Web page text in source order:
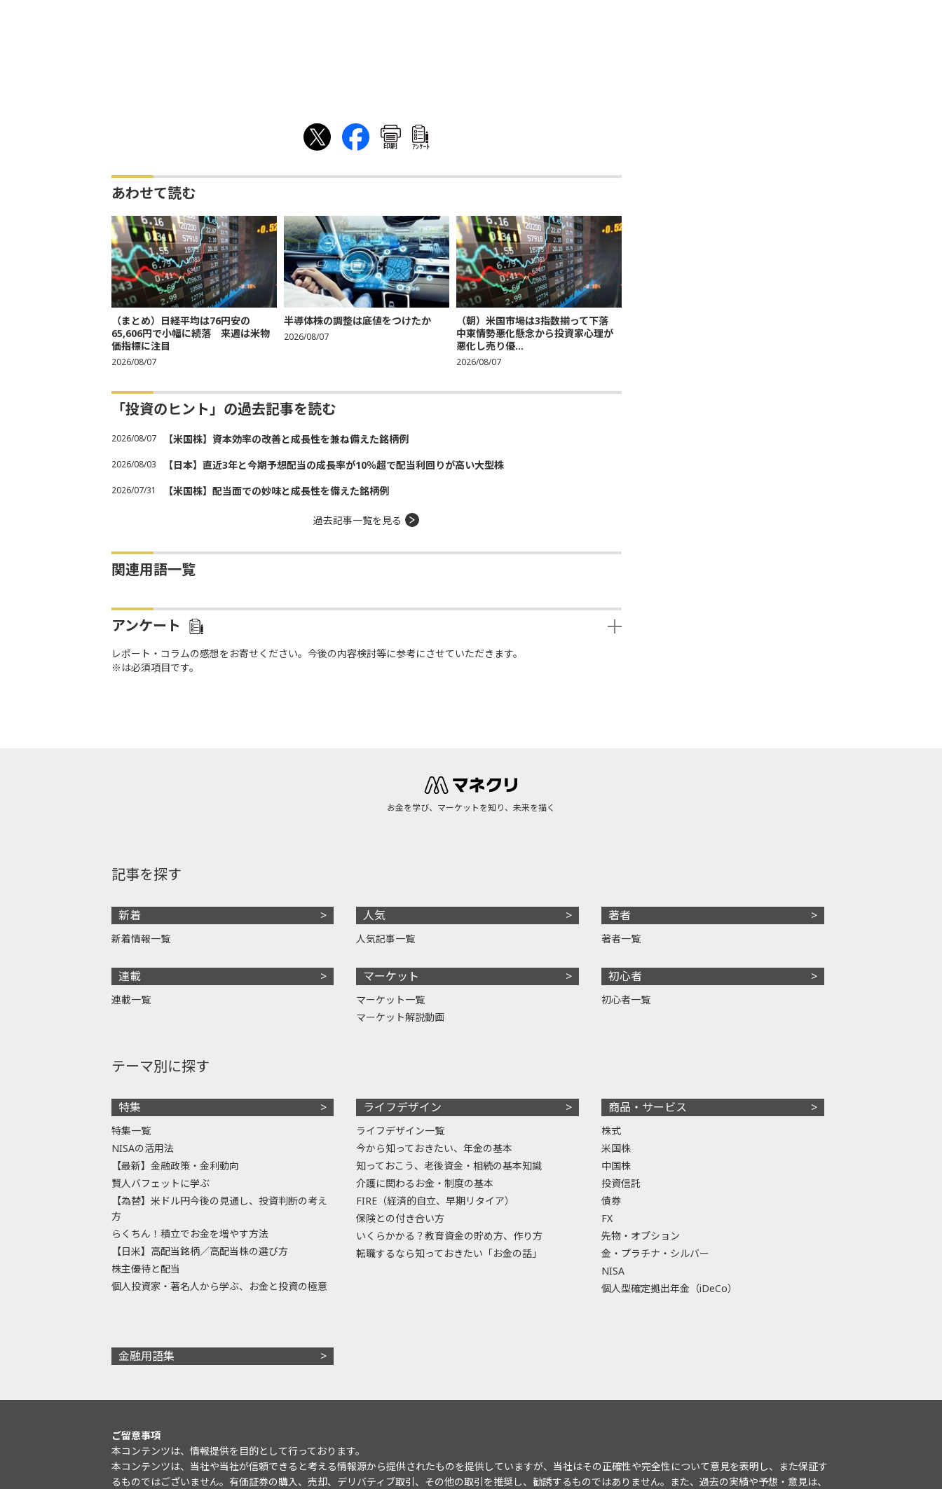
印刷 ｱﾝｹｰﾄ
あわせて読む
（まとめ）日経平均は76円安の
65,606円で小幅に続落 来週は米物
価指標に注目
2026/08/07
半導体株の調整は底値をつけたか
2026/08/07
（朝）米国市場は3指数揃って下落
中東情勢悪化懸念から投資家心理が
悪化し売り優...
2026/08/07
「投資のヒント」の過去記事を読む
2026/08/07 【米国株】資本効率の改善と成長性を兼ね備えた銘柄例
2026/08/03 【日本】直近3年と今期予想配当の成長率が10％超で配当利回りが高い大型株
2026/07/31 【米国株】配当面での妙味と成長性を備えた銘柄例
過去記事一覧を見る
関連用語一覧
アンケート
レポート・コラムの感想をお寄せください。今後の内容検討等に参考にさせていただきます。
※は必須項目です。
お金を学び、マーケットを知り、未来を描く
記事を探す
新着
新着情報一覧
連載
連載一覧
人気
人気記事一覧
マーケット
マーケット一覧
マーケット解説動画
著者
著者一覧
初心者
初心者一覧
テーマ別に探す
特集
特集一覧
NISAの活用法
【最新】金融政策・金利動向
賢人バフェットに学ぶ
【為替】米ドル円今後の見通し、投資判断の考え
方
らくちん！積立でお金を増やす方法
【日米】高配当銘柄／高配当株の選び方
株主優待と配当
個人投資家・著名人から学ぶ、お金と投資の極意
ライフデザイン
ライフデザイン一覧
今から知っておきたい、年金の基本
知っておこう、老後資金・相続の基本知識
介護に関わるお金・制度の基本
FIRE（経済的自立、早期リタイア）
保険との付き合い方
いくらかかる？教育資金の貯め方、作り方
転職するなら知っておきたい「お金の話」
商品・サービス
株式
米国株
中国株
投資信託
債券
FX
先物・オプション
金・プラチナ・シルバー
NISA
個人型確定拠出年金（iDeCo）
金融用語集
ご留意事項
本コンテンツは、情報提供を目的として行っております。
本コンテンツは、当社や当社が信頼できると考える情報源から提供されたものを提供していますが、当社はその正確性や完全性について意見を表明し、また保証す
るものではございません。有価証券の購入、売却、デリバティブ取引、その他の取引を推奨し、勧誘するものではありません。また、過去の実績や予想・意見は、